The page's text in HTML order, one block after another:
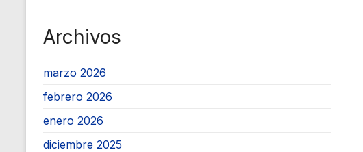
Archivos
marzo 2026
febrero 2026
enero 2026
diciembre 2025